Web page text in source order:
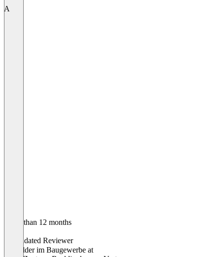
A
Older than 12 months
Validated Reviewer
Ausbilder im Baugewerbe at